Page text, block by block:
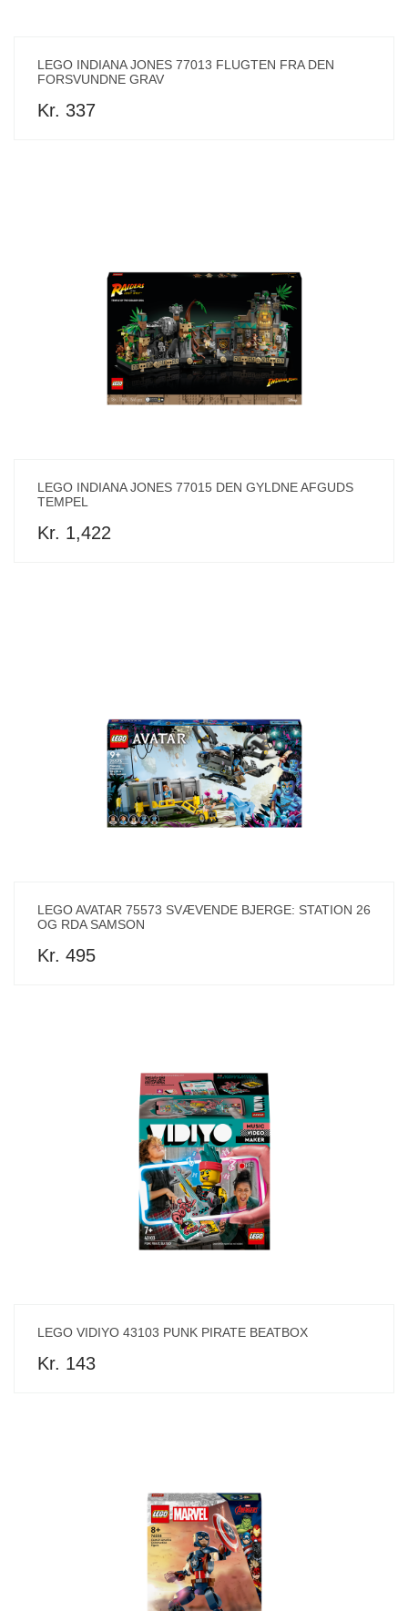
LEGO INDIANA JONES 77013 FLUGTEN FRA DEN
FORSVUNDNE GRAV
Kr. 337
LEGO INDIANA JONES 77015 DEN GYLDNE AFGUDS
TEMPEL
Kr. 1,422
LEGO AVATAR 75573 SVÆVENDE BJERGE: STATION 26
OG RDA SAMSON
Kr. 495
LEGO VIDIYO 43103 PUNK PIRATE BEATBOX
Kr. 143